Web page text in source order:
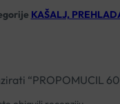
KAŠALJ,
“PROPOMUCIL